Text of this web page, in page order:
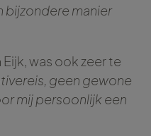
bijzondere manier
was ook zeer te
geen gewone
mij persoonlijk een